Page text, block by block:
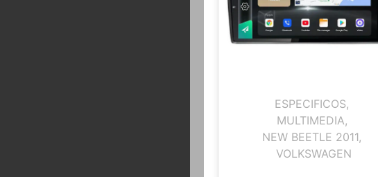
ESPECIFICOS,
MULTIMEDIA,
NEW BEETLE 2011,
VOLKSWAGEN